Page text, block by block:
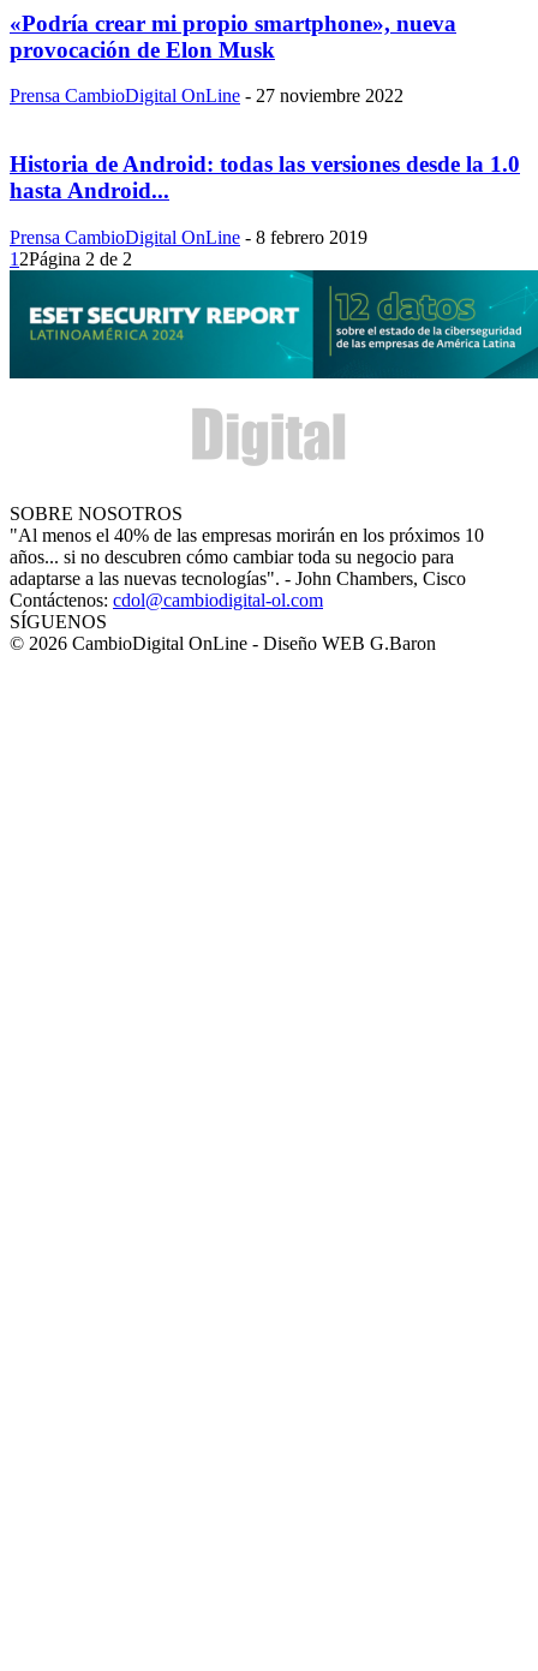
«Podría crear mi propio smartphone», nueva
provocación de Elon Musk
Prensa CambioDigital OnLine - 27 noviembre 2022
Historia de Android: todas las versiones desde la 1.0
hasta Android...
Prensa CambioDigital OnLine - 8 febrero 2019
1 2Página 2 de 2
SOBRE NOSOTROS
"Al menos el 40% de las empresas morirán en los próximos 10
años... si no descubren cómo cambiar toda su negocio para
adaptarse a las nuevas tecnologías". - John Chambers, Cisco
Contáctenos: cdol@cambiodigital-ol.com
SÍGUENOS
© 2026 CambioDigital OnLine - Diseño WEB G.Baron